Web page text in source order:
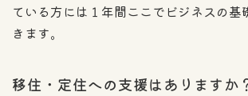
ている方には１年間ここでビジネスの基
きます。
移住・定住への支援はありますか